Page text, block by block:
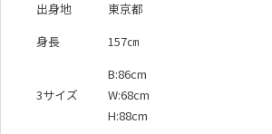
出身地
東京都
身長
157㎝
3サイズ
B:86cm
W:68cm
H:88cm